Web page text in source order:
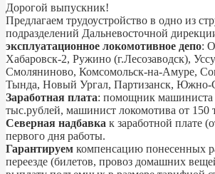
Дорогой выпускник!
Предлагаем трудоустройство в одно из
подразделений Дальневосточной
эксплуатационное локомотивное депо:
Хабаровск-2, Ружино (г.Лесозаводск),
Смоляниново, Комсомольск-на-Амуре,
Тында, Новый Ургал, Партизанск, Южно-
Заработная плата: помощник машиниста
тыс.рублей, машинист локомотива от 150
Северная надбавка к заработной плате
первого дня работы.
Гарантируем компенсацию понесенных
переезде (билетов, провоз домашних